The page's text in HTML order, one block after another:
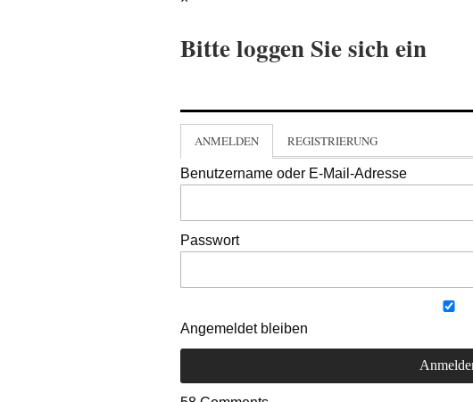
Bitte loggen Sie sich ein
ANMELDEN REGISTRIERUNG
Benutzername oder E-Mail-Adresse
Passwort
Angemeldet bleiben